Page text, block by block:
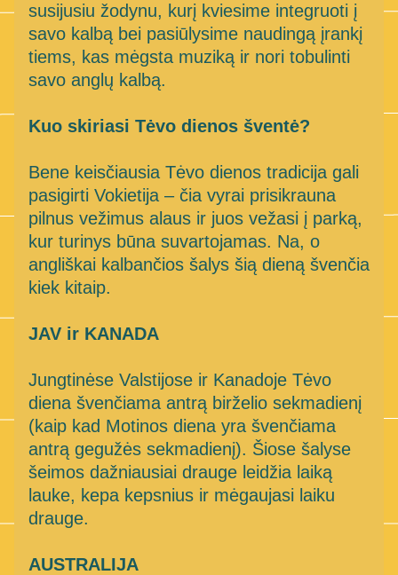
susijusiu žodynu, kurį kviesime integruoti į
savo kalbą bei pasiūlysime naudingą įrankį
tiems, kas mėgsta muziką ir nori tobulinti
savo anglų kalbą.
Kuo skiriasi Tėvo dienos šventė?
Bene keisčiausia Tėvo dienos tradicija gali
pasigirti Vokietija – čia vyrai prisikrauna
pilnus vežimus alaus ir juos vežasi į parką,
kur turinys būna suvartojamas. Na, o
angliškai kalbančios šalys šią dieną švenčia
kiek kitaip.
JAV ir KANADA
Jungtinėse Valstijose ir Kanadoje Tėvo
diena švenčiama antrą birželio sekmadienį
(kaip kad Motinos diena yra švenčiama
antrą gegužės sekmadienį). Šiose šalyse
šeimos dažniausiai drauge leidžia laiką
lauke, kepa kepsnius ir mėgaujasi laiku
drauge.
AUSTRALIJA